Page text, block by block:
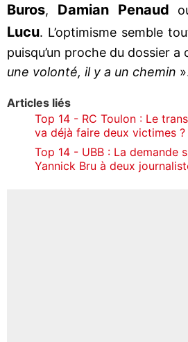
Buros, Damian Penaud
Lucu. L’optimisme semble
puisqu’un proche du dossier a
une volonté, il y a un chemin
Articles liés
Top 14 - RC Toulon : Le
va déjà faire deux victimes ?
Top 14 - UBB : La demande
Yannick Bru à deux